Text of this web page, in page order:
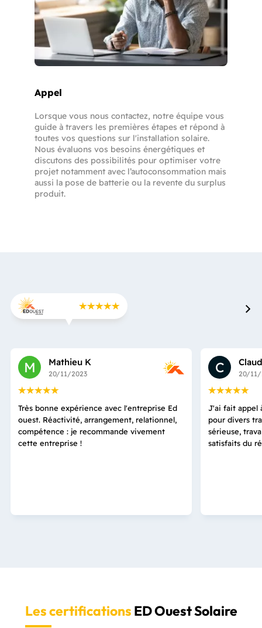
Appel
Lorsque vous nous contactez, notre équipe vous
guide à travers les premières étapes et répond à
toutes vos questions sur l'installation solaire.
Nous évaluons vos besoins énergétiques et
discutons des possibilités pour optimiser votre
projet notamment avec l’autoconsommation mais
aussi la pose de batterie ou la revente du surplus
produit.
M Mathieu K
20/11/2023
Très bonne expérience avec l'entreprise Ed
ouest. Réactivité, arrangement, relationnel,
compétence : je recommande vivement
cette entreprise !
C 20/11/
J'ai fait appel
pour divers
sérieuse,
satisfaits du
Les certifications ED Ouest Solaire